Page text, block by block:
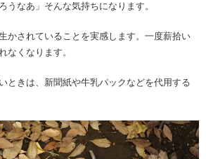
うなあ」そんな気持ちになります。
かされていることを実感します。一度薪拾い
なくなります。
ときは、新聞紙や牛乳パックなどを代用する